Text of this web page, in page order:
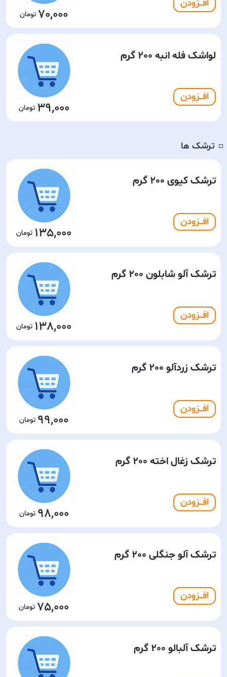
افـــزودن
70,000
لواشک فله انبه 200 گرم
افـــزودن
39,000
◽️ ترشک ها
ترشک کیوی 200 گرم
افـــزودن
135,000
ترشک آلو شابلون 200 گرم
افـــزودن
138,000
ترشک زردآلو 200 گرم
افـــزودن
99,000
ترشک زغال اخته 200 گرم
افـــزودن
98,000
ترشک آلو جنگلی 200 گرم
افـــزودن
75,000
ترشک آلبالو 200 گرم